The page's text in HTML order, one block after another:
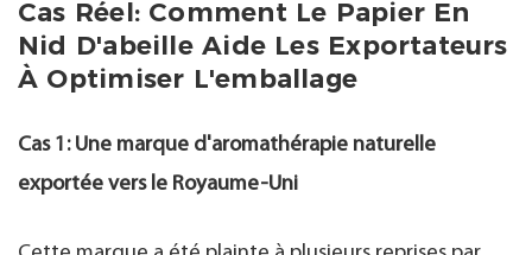
Cas Réel: Comment Le Papier En
Nid D'abeille Aide Les Exportateurs
À Optimiser L'emballage
Cas 1: Une marque d'aromathérapie naturelle
exportée vers le Royaume-Uni